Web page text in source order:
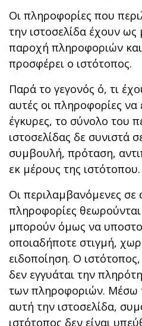
Οι πληροφορίες που
την ιστοσελίδα έχουν
παροχή πληροφοριών
προσφέρει ο ιστότοπος.
Παρά το γεγονός ό, τι
αυτές οι πληροφορίες να
έγκυρες, το σύνολο του
ιστοσελίδας δε συνιστά
συμβουλή, πρόταση,
εκ μέρους της ιστότοπου.
Οι περιλαμβανόμενες σε
πληροφορίες θεωρούνται
μπορούν όμως να
οποιαδήποτε στιγμή,
ειδοποίηση. Ο
δεν εγγυάται την
των πληροφοριών. Μέσω
αυτή την ιστοσελίδα,
ιστότοπος δεν είναι